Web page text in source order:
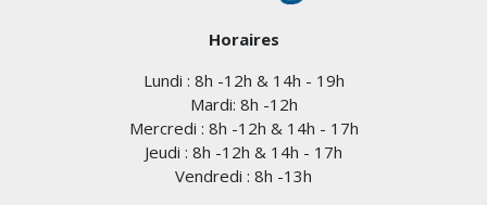
Horaires
Lundi : 8h -12h & 14h - 19h
Mardi: 8h -12h
Mercredi : 8h -12h & 14h - 17h
Jeudi : 8h -12h & 14h - 17h
Vendredi : 8h -13h